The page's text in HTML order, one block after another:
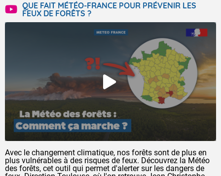
QUE FAIT MÉTÉO-FRANCE POUR PRÉVENIR LES
FEUX DE FORÊTS ?
Avec le changement climatique, nos forêts sont de plus en
plus vulnérables à des risques de feux. Découvrez la Météo
des forêts, cet outil qui permet d'alerter sur les dangers de